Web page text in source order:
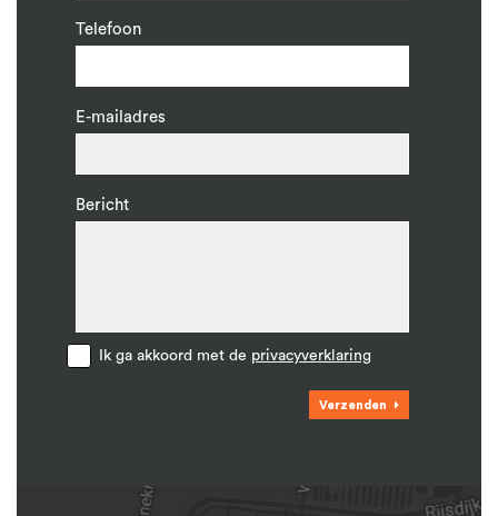
Telefoon
E-mailadres
Bericht
Ik ga akkoord met de privacyverklaring
Verzenden